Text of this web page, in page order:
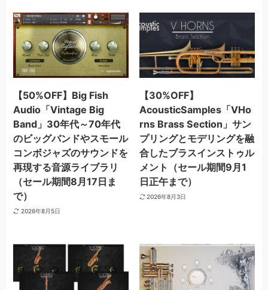
【50%OFF】Big Fish
Audio「Vintage Big
Band」30年代～70年代
のビッグバンドやスモール
コンボジャズのサウンドを
再現する音源ライブラリ
（セール期間8月17日ま
で）
2026年8月5日
【30%OFF】
AcousticSamples「VHo
rns Brass Section」サン
プリングとモデリングを融
合したブラスインストゥル
メント（セール期間9月1
日正午まで）
2026年8月3日